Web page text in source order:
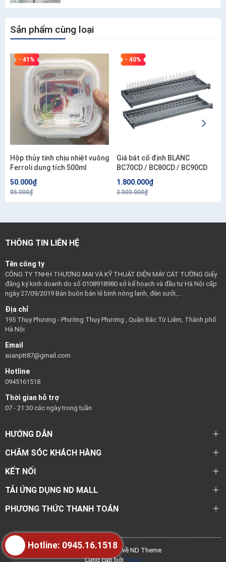
Sản phẩm cùng loại
- 41%
Hộp thủy tinh chịu nhiệt vuông
Ferroli dung tích 500ml
50.000₫
85.000₫
- 40%
Giá bát cố định BLANC
BC70CD / BC80CD / BC90CD
1.800.000₫
3.000.000₫
THÔNG TIN LIÊN HỆ
Tên công ty
CÔNG TY TNHH THƯƠNG MẠI VÀ KỸ THUẬT ĐIỆN MÁY CÁT TƯỜNG Giấy
đăng ký kinh doanh do số 0108918980 sở kế hoạch và đầu tư Hà Nội cấp
ngày 27/09/2019 Bán buôn bán lẻ bình nóng lạnh, đèn sưởi,...
Địa chỉ
195 Thụy Phương - Phường Thụy Phương , Quận Bắc Từ Liêm, Thành phố
Hà Nội
Email
xuanptt87@gmail.com
Hotline
0945161518
Thời gian hỗ trợ
07 - 21:30 các ngày trong tuần
HƯỚNG DẪN
CHĂM SÓC KHÁCH HÀNG
KẾT NỐI
TẢI ỨNG DỤNG ND MALL
PHƯƠNG THỨC THANH TOÁN
@ Bản quyền thuộc về ND Theme
Cung cấp bởi Sapo
Hotline: 0945.16.1518